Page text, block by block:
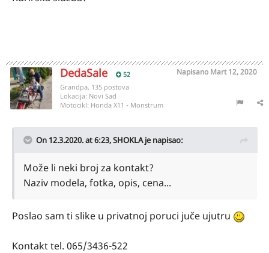
DedaSale 52 Napisano Mart 12, 2020
Grandpa, 135 postova
Lokacija: Novi Sad
Motocikl: Honda X11 - Monstrum
On 12.3.2020. at 6:23,SHOKLAje napisao:
Može li neki broj za kontakt?
Naziv modela, fotka, opis, cena...
Poslao sam ti slike u privatnoj poruci juče ujutru
Kontakt tel. 065/3436-522